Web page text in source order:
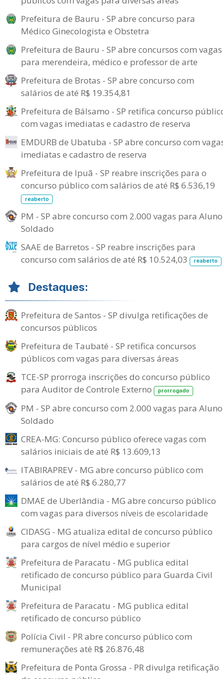
Prefeitura de Bauru - SP abre concurso para
Médico Ginecologista e Obstetra
Prefeitura de Bauru - SP abre concursos com vagas
para merendeira, médico e professor de arte
Prefeitura de Brotas - SP abre concurso com
salários de até R$ 19.354,81
Prefeitura de Bálsamo - SP retifica concurso
com vagas imediatas e cadastro de reserva
EMDURB de Ubatuba - SP abre concurso com
imediatas e cadastro de reserva
Prefeitura de Ipuã - SP reabre inscrições para o
concurso público com salários de até R$ 6.536,19
reaberto
PM - SP abre concurso com 2.000 vagas para
Soldado
SAAE de Barretos - SP reabre inscrições para
concurso com salários de até R$ 10.524,03
reaberto
Destaques:
Prefeitura de Santos - SP divulga retificações de
concursos públicos
Prefeitura de Taubaté - SP retifica concursos
públicos com vagas para diversas áreas
TCE-SP prorroga inscrições do concurso público
para Auditor de Controle Externo
prorrogado
PM - SP abre concurso com 2.000 vagas para
Soldado
CREA-MG: Concurso público oferece vagas com
salários iniciais de até R$ 13.609,13
ITABIRAPREV - MG abre concurso público com
salários de até R$ 6.280,77
DMAE de Uberlândia - MG abre concurso público
com vagas para diversos níveis de escolaridade
CIDASG - MG atualiza edital de concurso público
para cargos de nível médio e superior
Prefeitura de Paracatu - MG publica edital
retificado de concurso público para Guarda Civil
Municipal
Prefeitura de Paracatu - MG publica edital
retificado de concurso público
Polícia Civil - PR abre concurso público com
remunerações até R$ 26.876,48
Prefeitura de Ponta Grossa - PR divulga retificação